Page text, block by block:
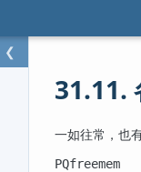
❮
31.11.
一如往常，也
PQfreemem